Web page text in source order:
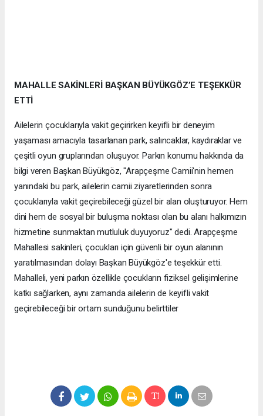
MAHALLE SAKİNLERİ BAŞKAN BÜYÜKGÖZ’E TEŞEKKÜR
ETTİ
Ailelerin çocuklarıyla vakit geçirirken keyifli bir deneyim
yaşaması amacıyla tasarlanan park, salıncaklar, kaydıraklar ve
çeşitli oyun gruplarından oluşuyor. Parkın konumu hakkında da
bilgi veren Başkan Büyükgöz, "Arapçeşme Camii'nin hemen
yanındaki bu park, ailelerin camii ziyaretlerinden sonra
çocuklarıyla vakit geçirebileceği güzel bir alan oluşturuyor. Hem
dini hem de sosyal bir buluşma noktası olan bu alanı halkımızın
hizmetine sunmaktan mutluluk duyuyoruz" dedi. Arapçeşme
Mahallesi sakinleri, çocukları için güvenli bir oyun alanının
yaratılmasından dolayı Başkan Büyükgöz'e teşekkür etti.
Mahalleli, yeni parkın özellikle çocukların fiziksel gelişimlerine
katkı sağlarken, aynı zamanda ailelerin de keyifli vakit
geçirebileceği bir ortam sunduğunu belirttiler